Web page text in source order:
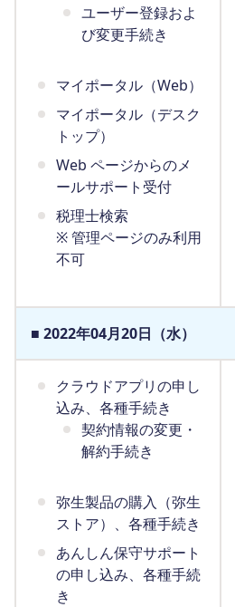
ユーザー登録およ
び変更手続き
マイポータル（Web）
マイポータル（デスク
トップ）
Web ページからのメ
ールサポート受付
税理士検索
※ 管理ページのみ利用
不可
■ 2022年04月20日（水）
クラウドアプリの申し
込み、各種手続き
契約情報の変更・
解約手続き
弥生製品の購入（弥生
ストア）、各種手続き
あんしん保守サポート
の申し込み、各種手続
き